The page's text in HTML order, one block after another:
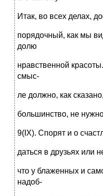
Итак, во всех делах,
порядочный, как мы
долю
нравственной
смыс-
ле должно, как
большинство, не
9(IX). Спорят и о
даться в друзьях или
что у блаженных и
надоб-